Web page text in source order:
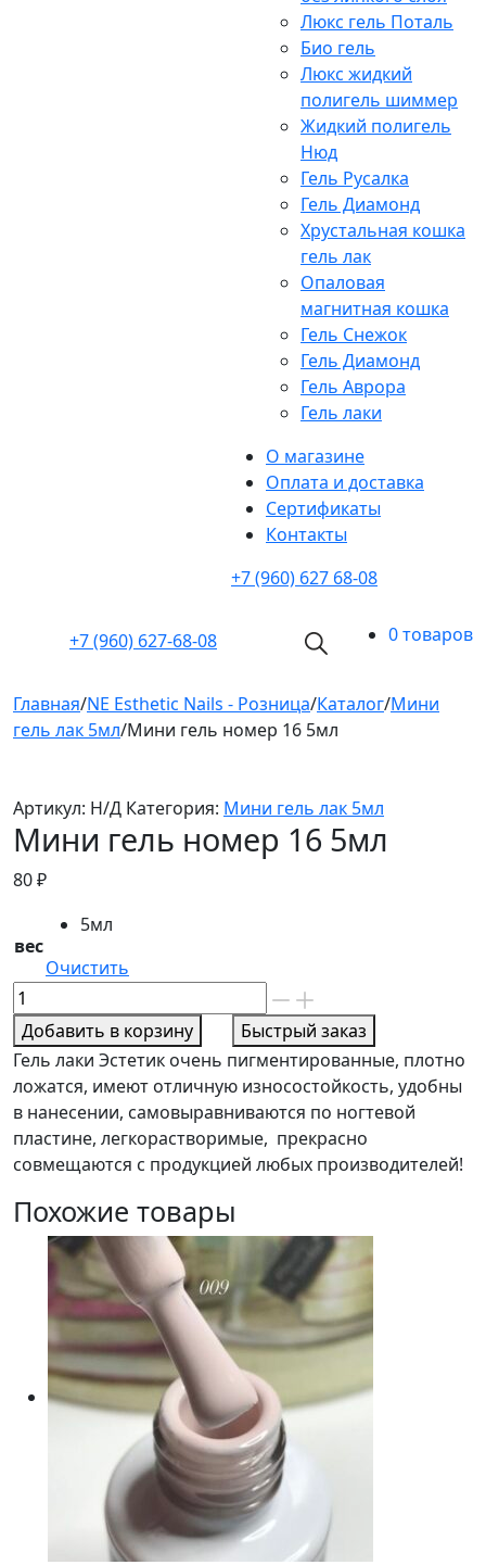
Люкс гель Поталь
Био гель
Люкс жидкий
полигель шиммер
Жидкий полигель
Нюд
Гель Русалка
Гель Диамонд
Хрустальная кошка
гель лак
Опаловая
магнитная кошка
Гель Снежок
Гель Диамонд
Гель Аврора
Гель лаки
О магазине
Оплата и доставка
Cертификаты
Контакты
+7 (960) 627 68-08
+7 (960) 627-68-08 0 товаров
Главная/NE Esthetic Nails - Розница/Каталог/Мини
гель лак 5мл/Мини гель номер 16 5мл
Артикул: Н/Д Категория: Мини гель лак 5мл
Мини гель номер 16 5мл
80₽
вес
5мл
Очистить
Количество
товара
Мини
гель
номер
16
5мл
Добавить в корзину
Быстрый заказ
Гель лаки Эстетик очень пигментированные, плотно
ложатся, имеют отличную износостойкость, удобны
в нанесении, самовыравниваются по ногтевой
пластине, легкорастворимые, прекрасно
совмещаются с продукцией любых производителей!
Похожие товары